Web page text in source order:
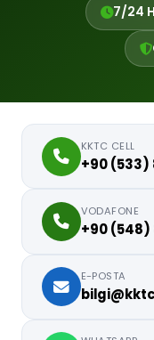
7/24
KKTC CELL
+90 (533)
VODAFONE
+90 (548)
E-POSTA